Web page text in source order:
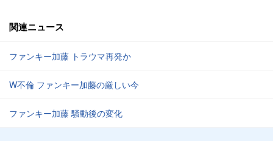
関連ニュース
ファンキー加藤 トラウマ再発か
W不倫 ファンキー加藤の厳しい今
ファンキー加藤 騒動後の変化